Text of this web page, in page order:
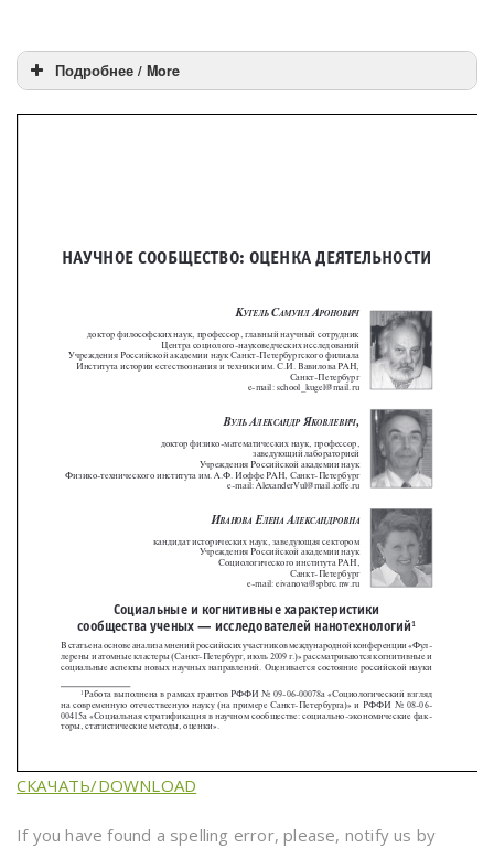
Подробнее / More
СКАЧАТЬ/DOWNLOAD
If you have found a spelling error, please, notify us by